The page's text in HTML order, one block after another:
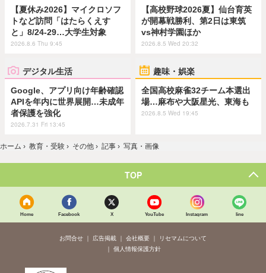
【夏休み2026】マイクロソフ
トなど訪問「はたらくえす
と」8/24-29…大学生対象
2026.8.6 Thu 9:45
【高校野球2026夏】仙台育英
が開幕戦勝利、第2日は東筑
vs神村学園ほか
2026.8.5 Wed 20:32
デジタル生活
Google、アプリ向け年齢確認
APIを年内に世界展開…未成年
者保護を強化
2026.7.31 Fri 13:45
趣味・娯楽
全国高校麻雀32チーム本選出
場…麻布や大阪星光、東海も
2026.8.5 Wed 19:45
ホーム › 教育・受験 › その他 › 記事 › 写真・画像
TOP
Home Facebook X YouTube Instagram line
お問合せ 広告掲載 会社概要
リセマムについて
個人情報保護方針